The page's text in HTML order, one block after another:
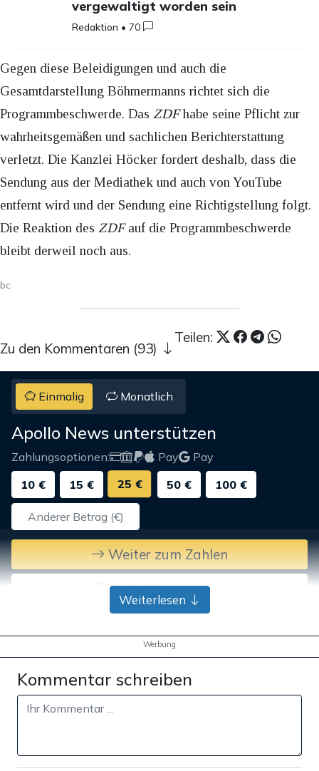
vergewaltigt worden sein
Redaktion •70
Gegen diese Beleidigungen und auch die
Gesamtdarstellung Böhmermanns richtet sich die
Programmbeschwerde. Das ZDFhabe seine Pflicht zur
wahrheitsgemäßen und sachlichen Berichterstattung
verletzt. Die Kanzlei Höcker fordert deshalb, dass die
Sendung aus der Mediathek und auch von YouTube
entfernt wird und der Sendung eine Richtigstellung folgt.
Die Reaktion des ZDFauf die Programmbeschwerde
bleibt derweil noch aus.
bc
Teilen:
Zu den Kommentaren (93)
Einmalig Monatlich
Apollo News unterstützen
Zahlungsoptionen: Pay
Pay
10 €
15 € 25 € 50 € 100 €
Weiter zum Zahlen
Bank-Überweisung
Weiterlesen
Werbung
Kommentar schreiben